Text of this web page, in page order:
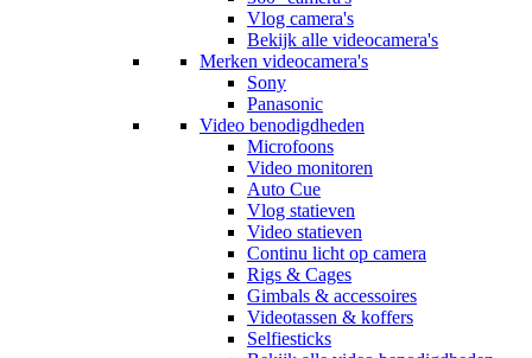
Vlog camera's
Bekijk alle videocamera's
Merken videocamera's
Sony
Panasonic
Video benodigdheden
Microfoons
Video monitoren
Auto Cue
Vlog statieven
Video statieven
Continu licht op camera
Rigs & Cages
Gimbals & accessoires
Videotassen & koffers
Selfiesticks